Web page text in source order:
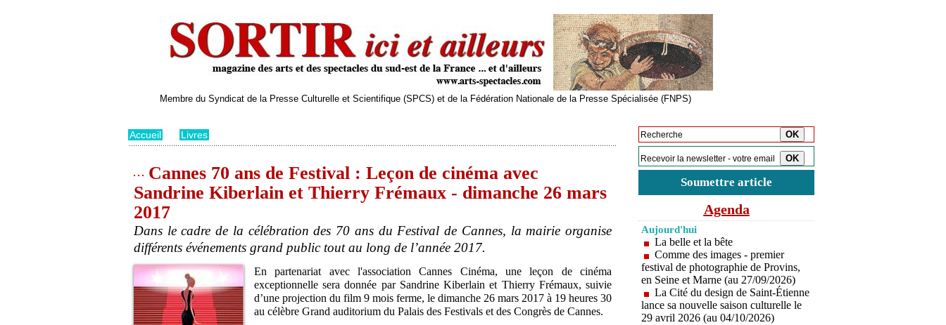
Membre du Syndicat de la Presse Culturelle et Scientifique (SPCS) et de la Fédération Nationale de la Presse Spécialisée (FNPS)
Accueil Livres
Cannes 70 ans de Festival : Leçon de cinéma avec
Sandrine Kiberlain et Thierry Frémaux - dimanche 26 mars
2017
Dans le cadre de la célébration des 70 ans du Festival de Cannes, la mairie organise
différents événements grand public tout au long de l’année 2017.
En partenariat avec l'association Cannes Cinéma, une leçon de cinéma
exceptionnelle sera donnée par Sandrine Kiberlain et Thierry Frémaux, suivie
d’une projection du film 9 mois ferme, le dimanche 26 mars 2017 à 19 heures 30
au célèbre Grand auditorium du Palais des Festivals et des Congrès de Cannes.
Soumettre article
Agenda
Aujourd'hui
La belle et la bête
Comme des images - premier
festival de photographie de Provins,
en Seine et Marne (au 27/09/2026)
La Cité du design de Saint-Étienne
lance sa nouvelle saison culturelle le
29 avril 2026 (au 04/10/2026)